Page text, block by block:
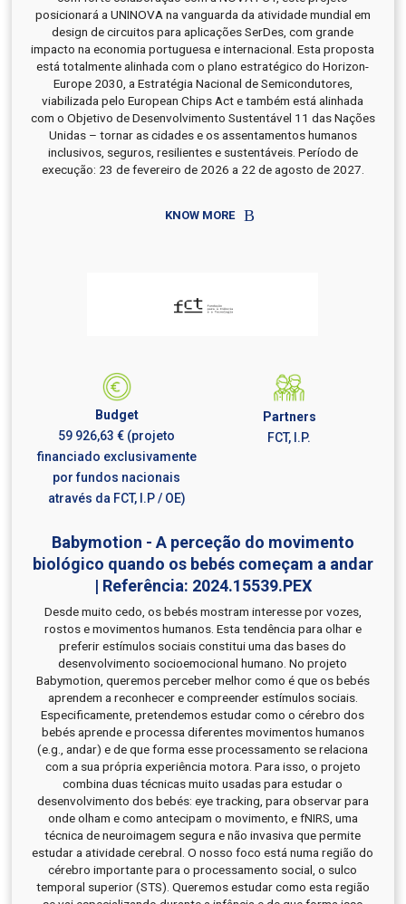
posicionará a UNINOVA na vanguarda da atividade mundial em
design de circuitos para aplicações SerDes, com grande
impacto na economia portuguesa e internacional. Esta proposta
está totalmente alinhada com o plano estratégico do Horizon-
Europe 2030, a Estratégia Nacional de Semicondutores,
viabilizada pelo European Chips Act e também está alinhada
com o Objetivo de Desenvolvimento Sustentável 11 das Nações
Unidas – tornar as cidades e os assentamentos humanos
inclusivos, seguros, resilientes e sustentáveis. Período de
execução: 23 de fevereiro de 2026 a 22 de agosto de 2027.
KNOW MORE
Budget
59 926,63 € (projeto
financiado exclusivamente
por fundos nacionais
através da FCT, I.P / OE)
Partners
FCT, I.P.
Babymotion - A perceção do movimento
biológico quando os bebés começam a andar
| Referência: 2024.15539.PEX
Desde muito cedo, os bebés mostram interesse por vozes,
rostos e movimentos humanos. Esta tendência para olhar e
preferir estímulos sociais constitui uma das bases do
desenvolvimento socioemocional humano. No projeto
Babymotion, queremos perceber melhor como é que os bebés
aprendem a reconhecer e compreender estímulos sociais.
Especificamente, pretendemos estudar como o cérebro dos
bebés aprende e processa diferentes movimentos humanos
(e.g., andar) e de que forma esse processamento se relaciona
com a sua própria experiência motora. Para isso, o projeto
combina duas técnicas muito usadas para estudar o
desenvolvimento dos bebés: eye tracking, para observar para
onde olham e como antecipam o movimento, e fNIRS, uma
técnica de neuroimagem segura e não invasiva que permite
estudar a atividade cerebral. O nosso foco está numa região do
cérebro importante para o processamento social, o sulco
temporal superior (STS). Queremos estudar como esta região